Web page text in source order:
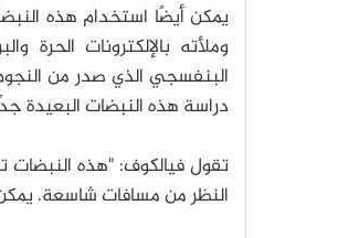
يمكن أيضًا استخدام هذه
وملأته بالإلكترونات الحرة
البنفسجي الذي صدر من
دراسة هذه النبضات البعيدة
تقول فيالكوف: "هذه النبضات
النظر من مسافات شاسعة.